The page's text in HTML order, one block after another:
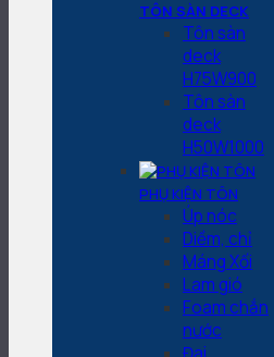
TÔN SÀN DECK
Tôn sàn
deck
H75W900
Tôn sàn
deck
H50W1000
PHỤ KIỆN TÔN
Úp nóc
Diềm, chỉ
Máng Xối
Lam gió
Foam chắn
nước